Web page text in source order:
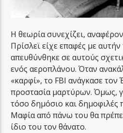
Η θεωρία συνεχίζει,
Πρίσλεϊ είχε επαφές με
απευθύνθηκε σε αυτούς
ενός αεροπλάνου. Όταν
«καρφί», το FBI ανάγκασε τον
προστασία μαρτύρων. Όμως,
τόσο δημόσιο και δημοφιλές
Μαφία από πάνω του θα
ίδιο του τον θάνατο.